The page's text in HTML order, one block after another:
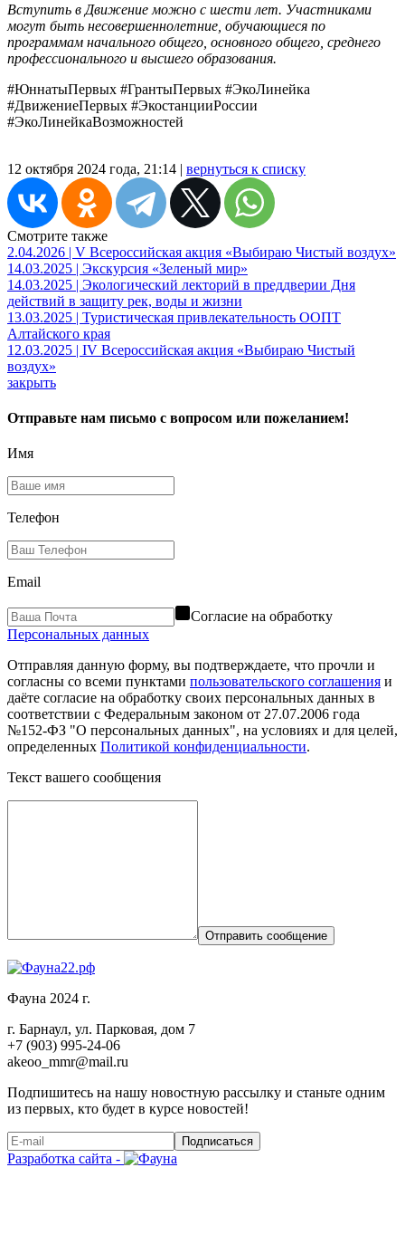
Вступить в Движение можно с шести лет. Участниками
могут быть несовершеннолетние, обучающиеся по
программам начального общего, основного общего, среднего
профессионального и высшего образования.
#ЮннатыПервых #ГрантыПервых #ЭкоЛинейка
#ДвижениеПервых #ЭкостанцииРоссии
#ЭкоЛинейкаВозможностей
12 октября 2024 года, 21:14 | вернуться к списку
Смотрите также
2.04.2026 | V Всероссийская акция «Выбираю Чистый воздух»
14.03.2025 | Экскурсия «Зеленый мир»
14.03.2025 | Экологический лекторий в преддверии Дня
действий в защиту рек, воды и жизни
13.03.2025 | Туристическая привлекательность ООПТ
Алтайского края
12.03.2025 | IV Всероссийская акция «Выбираю Чистый
воздух»
закрыть
Отправьте нам письмо с вопросом или пожеланием!
Имя
Телефон
Email
Согласие на обработку
Персональных данных
Отправляя данную форму, вы подтверждаете, что прочли и
согласны со всеми пунктами пользовательского соглашения и
даёте согласие на обработку своих персональных данных в
соответствии с Федеральным законом от 27.07.2006 года
№152-ФЗ "О персональных данных", на условиях и для целей,
определенных Политикой конфиденциальности.
Текст вашего сообщения
Отправить сообщение
Фауна 2024 г.
г. Барнаул, ул. Парковая, дом 7
+7 (903) 995-24-06
akeoo_mmr@mail.ru
Подпишитесь на нашу новостную рассылку и станьте одним
из первых, кто будет в курсе новостей!
Подписаться
Разработка сайта -